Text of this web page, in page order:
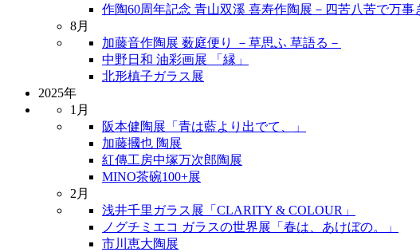
作陶60周年記念 青山双溪 喜寿作陶展－四苦八苦で万事
8月
加藤音作陶展 薮庭便り －草思ふ 草語る－
中野日和 油彩画展 「縁」
北形槙子ガラス展
2025年
1月
阪本健陶展「青は藍より出でて、」
加藤摑也 陶展
紅傳工房中塚万次郎陶展
MINO茶碗100+展
2月
浅井千里ガラス展「CLARITY & COLOUR」
ノグチミエコ ガラスの世界展「春は、あけぼの。」
市川恵大陶展